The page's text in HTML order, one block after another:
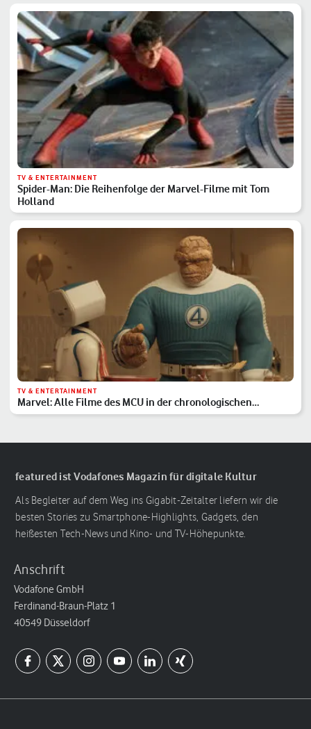
TV & ENTERTAINMENT
Spider-Man: Die Reihenfolge der Marvel-Filme mit Tom
Holland
TV & ENTERTAINMENT
Marvel: Alle Filme des MCU in der chronologischen
Reihenfolge
featured ist Vodafones Magazin für digitale Kultur
Als Begleiter auf dem Weg ins Gigabit-Zeitalter liefern wir die
besten Stories zu Smartphone-Highlights, Gadgets, den
heißesten Tech-News und Kino- und TV-Höhepunkte.
Anschrift
Vodafone GmbH
Ferdinand-Braun-Platz 1
40549 Düsseldorf